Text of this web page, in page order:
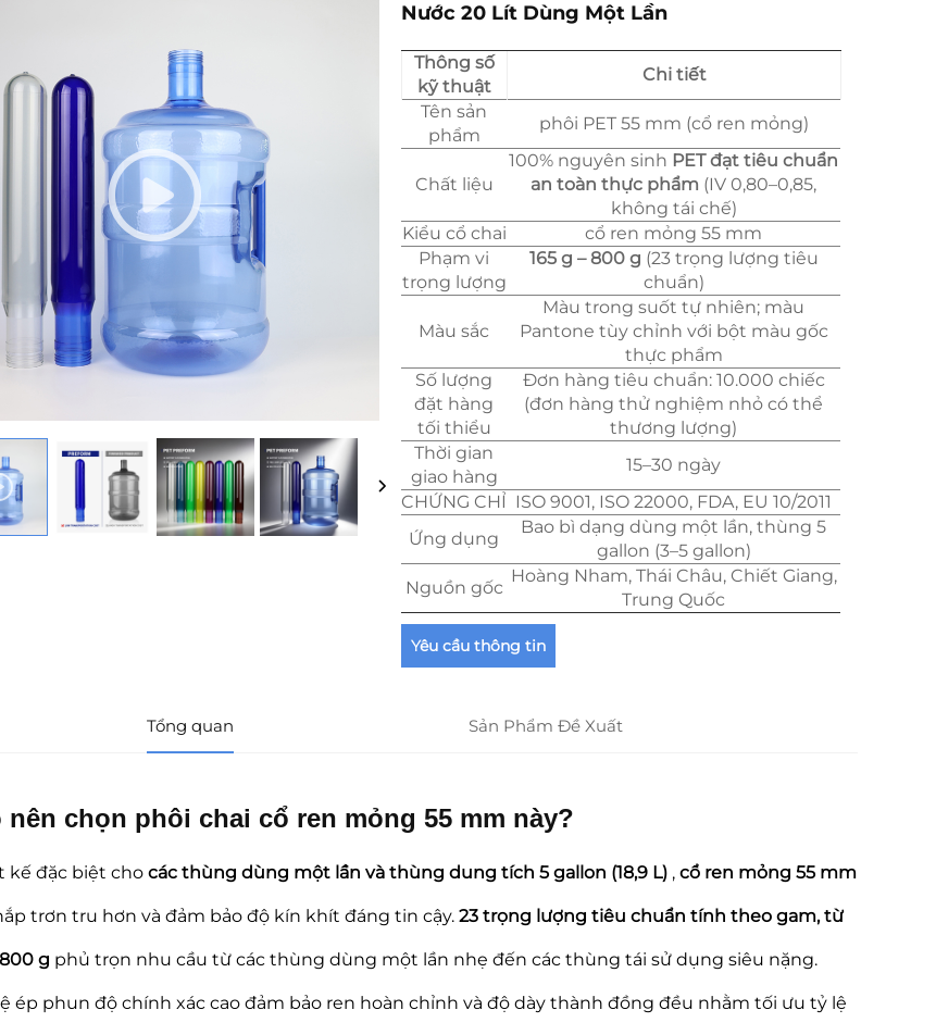
Nước 20 Lít Dùng Một Lần
Thông số
kỹ thuật
Chi tiết
Tên sản
phẩm
phôi PET 55 mm (cổ ren mỏng)
Chất liệu
100% nguyên sinh PET đạt tiêu chuẩn
an toàn thực phẩm (IV 0,80–0,85,
không tái chế)
Kiểu cổ chai
cổ ren mỏng 55 mm
Phạm vi
trọng lượng
165 g – 800 g (23 trọng lượng tiêu
chuẩn)
Màu sắc
Màu trong suốt tự nhiên; màu
Pantone tùy chỉnh với bột màu gốc
thực phẩm
Số lượng
đặt hàng
tối thiểu
Đơn hàng tiêu chuẩn: 10.000 chiếc
(đơn hàng thử nghiệm nhỏ có thể
thương lượng)
Thời gian
giao hàng
15–30 ngày
CHỨNG CHỈ ISO 9001, ISO 22000, FDA, EU 10/2011
Ứng dụng
Bao bì dạng dùng một lần, thùng 5
gallon (3–5 gallon)
Nguồn gốc
Hoàng Nham, Thái Châu, Chiết Giang,
Trung Quốc
Yêu cầu thông tin
Tổng quan Sản Phẩm Đề Xuất
nên chọn phôi chai cổ ren mỏng 55 mm này?
kế đặc biệt cho các thùng dùng một lần và thùng dung tích 5 gallon (18,9 L) , cổ ren mỏng 55 mm
trơn tru hơn và đảm bảo độ kín khít đáng tin cậy. 23 trọng lượng tiêu chuẩn tính theo gam, từ
g phủ trọn nhu cầu từ các thùng dùng một lần nhẹ đến các thùng tái sử dụng siêu nặng.
ép phun độ chính xác cao đảm bảo ren hoàn chỉnh và độ dày thành đồng đều nhằm tối ưu tỷ lệ